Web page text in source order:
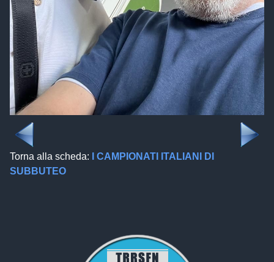
Torna alla scheda:
I CAMPIONATI ITALIANI DI
SUBBUTEO